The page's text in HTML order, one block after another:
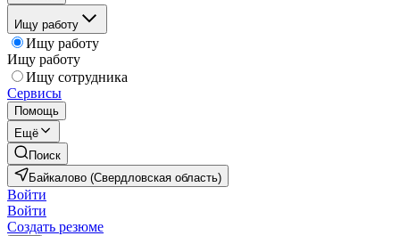
Ищу работу
Ищу работу
Ищу работу
Ищу сотрудника
Сервисы
Помощь
Ещё
Поиск
Байкалово (Свердловская область)
Войти
Войти
Создать резюме